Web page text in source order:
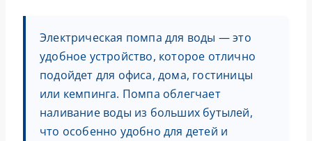
Электрическая помпа для воды — это
удобное устройство, которое отлично
подойдет для офиса, дома, гостиницы
или кемпинга. Помпа облегчает
наливание воды из больших бутылей,
что особенно удобно для детей и